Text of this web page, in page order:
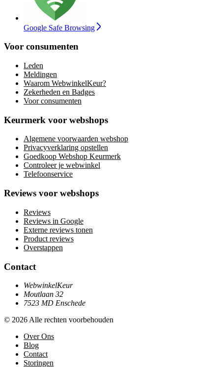
Google Safe Browsing
Voor consumenten
Leden
Meldingen
Waarom WebwinkelKeur?
Zekerheden en Badges
Voor consumenten
Keurmerk voor webshops
Algemene voorwaarden webshop
Privacyverklaring opstellen
Goedkoop Webshop Keurmerk
Controleer je webwinkel
Telefoonservice
Reviews voor webshops
Reviews
Reviews in Google
Externe reviews tonen
Product reviews
Overstappen
Contact
WebwinkelKeur
Moutlaan 32
7523 MD Enschede
© 2026 Alle rechten voorbehouden
Over Ons
Blog
Contact
Storingen